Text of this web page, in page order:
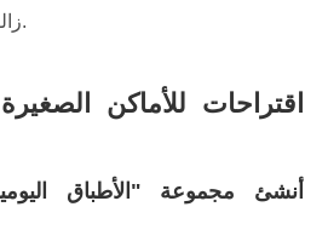
زالو، ماسنجر، فيسبوك، إلخ.
اقتراحات للأماكن الصغيرة